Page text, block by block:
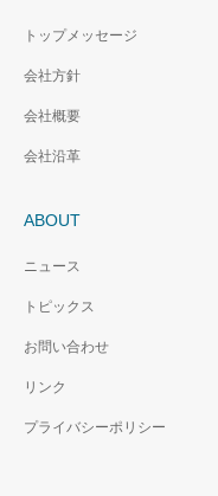
トップメッセージ
会社方針
会社概要
会社沿革
ABOUT
ニュース
トピックス
お問い合わせ
リンク
プライバシーポリシー